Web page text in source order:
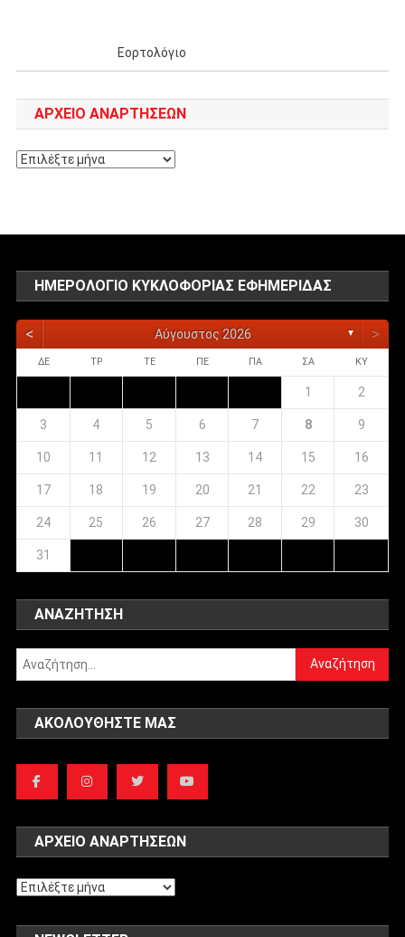
Εορτολόγιο
ΑΡΧΕΊΟ ΑΝΑΡΤΉΣΕΩΝ
Αρχείο
ΗΜΕΡΟΛΌΓΙΟ ΚΥΚΛΟΦΟΡΊΑΣ ΕΦΗΜΕΡΊΔΑΣ
< Αύγουστος 2026 ▼ >
ΔΕ ΤΡ ΤΕ ΠΕ ΠΑ ΣΑ ΚΥ
1 2
3 4 5 6 7 8 9
10 11 12 13 14 15 16
17 18 19 20 21 22 23
24 25 26 27 28 29 30
31
ΑΝΑΖΉΤΗΣΗ
Αναζήτηση
για:
ΑΚΟΛΟΥΘΉΣΤΕ ΜΑΣ
ΑΡΧΕΊΟ ΑΝΑΡΤΉΣΕΩΝ
Αρχείο